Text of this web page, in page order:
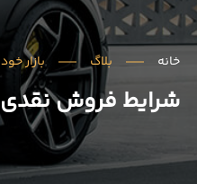
خانه بلاگ بازار
شرایط فروش نقدی مزدا 3 وارداتی 2025 با تحویل